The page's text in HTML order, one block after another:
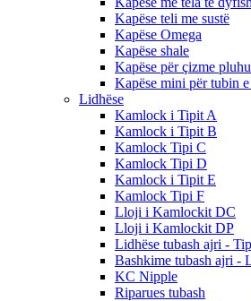
Kapëse teli me sustë
Kapëse Omega
Kapëse shale
Kapëse për çizme
Kapëse mini për tubin
Lidhëse
Kamlock i Tipit A
Kamlock i Tipit B
Kamlock Tipi C
Kamlock Tipi D
Kamlock i Tipit E
Kamlock Tipi F
Lloji i Kamlockit DC
Lloji i Kamlockit DP
Lidhëse tubash ajri -
Bashkime tubash ajri
KC Nipple
Riparues tubash